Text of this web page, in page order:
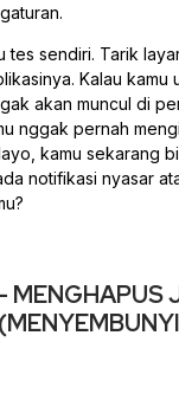
tes sendiri. Tarik
Kalau kamu
akan muncul di
nggak pernah
kamu sekarang
notifikasi nyasar
MENGHAPUS